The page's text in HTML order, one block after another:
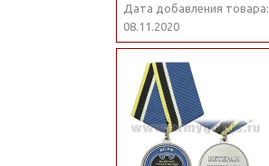
Дата добавления товара:
08.11.2020